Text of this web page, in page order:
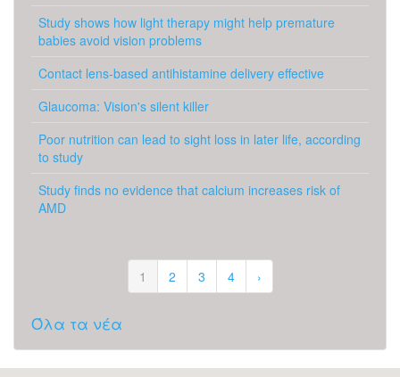
Study shows how light therapy might help premature
babies avoid vision problems
Contact lens-based antihistamine delivery effective
Glaucoma: Vision's silent killer
Poor nutrition can lead to sight loss in later life, according
to study
Study finds no evidence that calcium increases risk of
AMD
1 2 3 4 ›
Όλα τα νέα